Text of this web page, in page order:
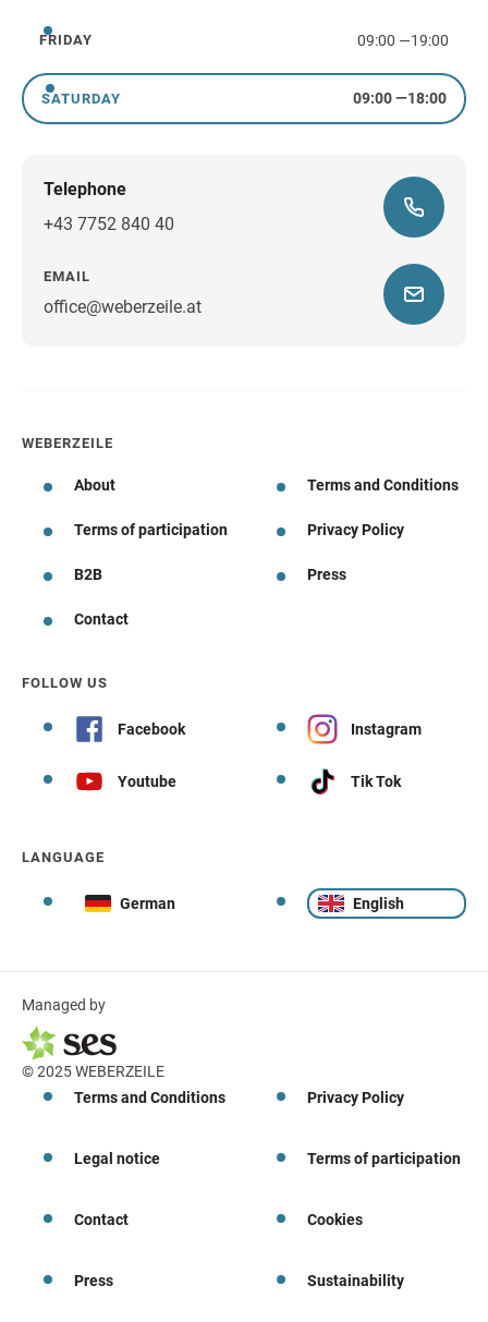
Friday
FRIDAY 09:00 —19:00
Saturday
SATURDAY 09:00—18:00
Telephone
+43 7752 840 40
EMAIL
office@weberzeile.at
WEBERZEILE
About Terms and Conditions
Terms of participation Privacy Policy
B2B Press
Contact
FOLLOW US
Facebook Instagram
Youtube Tik Tok
LANGUAGE
German English
Managed by
© 2025 WEBERZEILE
Terms and Conditions
Privacy Policy
Legal notice Terms of participation
Contact Cookies
Press Sustainability